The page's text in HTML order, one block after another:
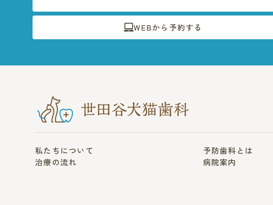
WEBから予約する
私たちについて
予防歯科とは
治療の流れ
病院案内